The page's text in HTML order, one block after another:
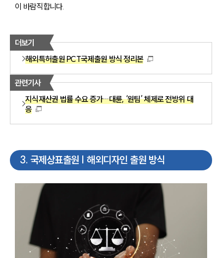
이 바람직합니다.
더보기
해외특허출원 PCT국제출원 방식 정리본
관련기사
지식재산권 법률 수요 증가…대륜, ‘원팀’ 체제로 전방위 대
응
3. 국제상표출원 | 해외디자인 출원 방식